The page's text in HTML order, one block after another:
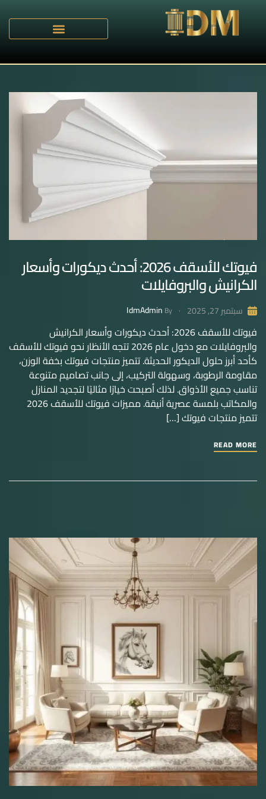
فيوتك للأسقف 2026: أحدث ديكورات وأسعار
الكرانيش والبروفايلات
سبتمبر 27, 2025 By
IdmAdmin
فيوتك للأسقف 2026: أحدث ديكورات وأسعار الكرانيش
والبروفايلات مع دخول عام 2026 تتجه الأنظار نحو فيوتك للأسقف
كأحد أبرز حلول الديكور الحديثة. تتميز منتجات فيوتك بخفة الوزن،
مقاومة الرطوبة، وسهولة التركيب، إلى جانب تصاميم متنوعة
تناسب جميع الأذواق. لذلك أصبحت خيارًا مثاليًا لتجديد المنازل
والمكاتب بلمسة عصرية أنيقة. مميزات فيوتك للأسقف 2026
تتميز منتجات فيوتك […]
READ MORE